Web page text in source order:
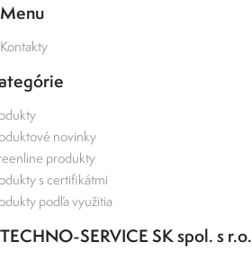
Menu
Kontakty
novinky
produkty
s certifikátmi
podľa využitia
TECHNO-SERVICE SK spol. s r.o.